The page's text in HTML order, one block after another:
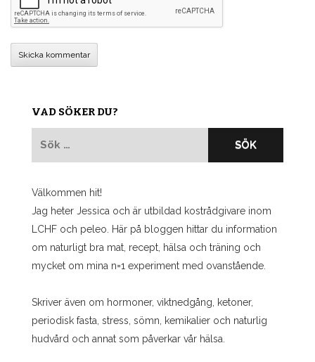
VAD SÖKER DU?
Välkommen hit!
Jag heter Jessica och är utbildad kostrådgivare inom
LCHF och peleo. Här på bloggen hittar du information
om naturligt bra mat, recept, hälsa och träning och
mycket om mina n=1 experiment med ovanstående.
Skriver även om hormoner, viktnedgång, ketoner,
periodisk fasta, stress, sömn, kemikalier och naturlig
hudvård och annat som påverkar vår hälsa.